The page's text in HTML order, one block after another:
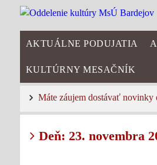
AKTUÁLNE PODUJATIA
KULTÚRNY MESAČNÍK
Máte záujem dostávať
Deň: 23. novembra